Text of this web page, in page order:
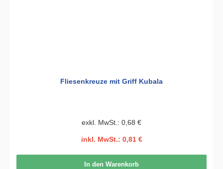
Fliesenkreuze mit Griff Kubala
exkl. MwSt.: 0,68 €
inkl. MwSt.: 0,81 €
In den Warenkorb